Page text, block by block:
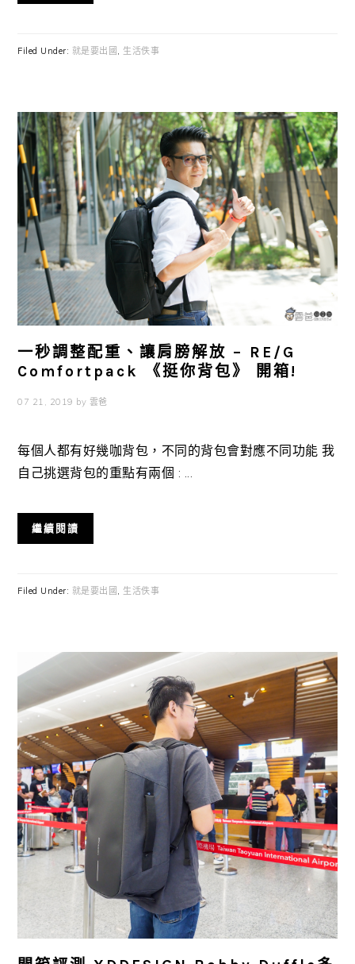
Filed Under: 就是要出國 , 生活佚事
一秒調整配重、讓肩膀解放 – RE/G
Comfortpack 《挺你背包》 開箱!
07 21, 2019 by 雲爸
每個人都有好幾咖背包，不同的背包會對應不同功能 我
自己挑選背包的重點有兩個 : ...
繼續閱讀
Filed Under: 就是要出國 , 生活佚事